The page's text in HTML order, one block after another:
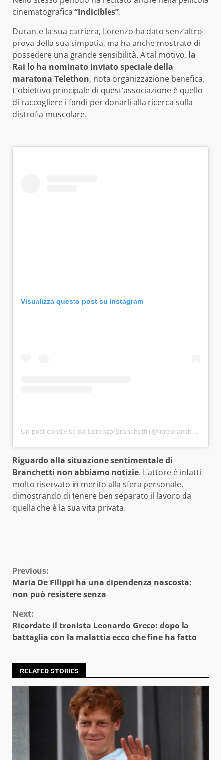
cinematografica “Indicibles”.
Durante la sua carriera, Lorenzo ha dato senz’altro
prova della sua simpatia, ma ha anche mostrato di
possedere una grande sensibilità. A tal motivo, la
Rai lo ha nominato inviato speciale della
maratona Telethon, nota organizzazione benefica.
L’obiettivo principale di quest’associazione è quello
di raccogliere i fondi per donarli alla ricerca sulla
distrofia muscolare.
Visualizza questo post su Instagram
Riguardo alla situazione sentimentale di
Branchetti non abbiamo notizie. L’attore è infatti
molto riservato in merito alla sfera personale,
dimostrando di tenere ben separato il lavoro da
quella che è la sua vita privata.
Continue
Reading
Previous:
Maria De Filippi ha una dipendenza nascosta:
non può resistere senza
Next:
Ricordate il tronista Leonardo Greco: dopo la
battaglia con la malattia ecco che fine ha fatto
RELATED STORIES